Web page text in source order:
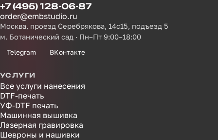
+7 (495) 128-06-87
order@embstudio.ru
Москва, проезд Серебрякова, 14с15, подъезд 5
м. Ботанический сад · Пн–Пт 9:00–18:00
Telegram ВКонтакте
УСЛУГИ
Все услуги нанесения
DTF-печать
УФ-DTF печать
Машинная вышивка
Лазерная гравировка
Шевроны и нашивки